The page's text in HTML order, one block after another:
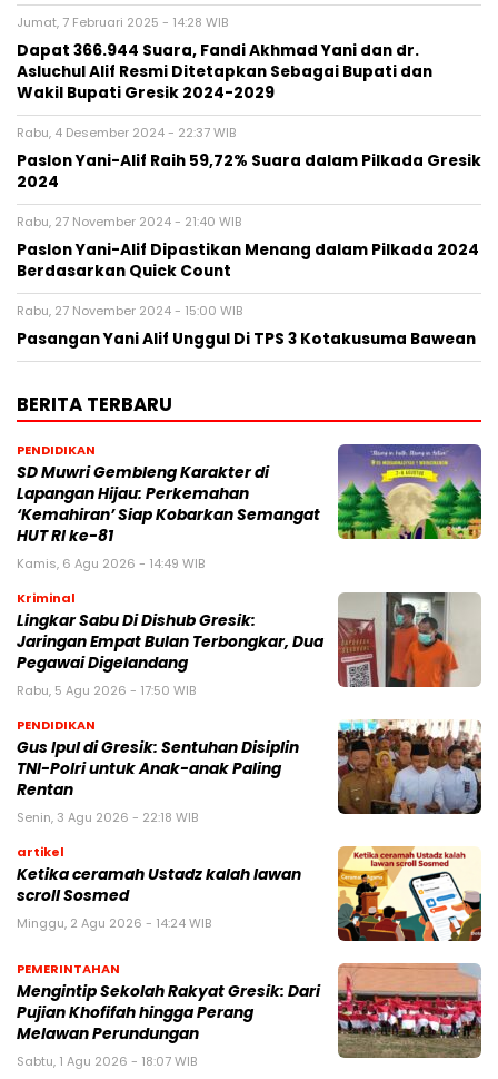
Jumat, 7 Februari 2025 - 14:28 WIB
Dapat 366.944 Suara, Fandi Akhmad Yani dan dr.
Asluchul Alif Resmi Ditetapkan Sebagai Bupati dan
Wakil Bupati Gresik 2024-2029
Rabu, 4 Desember 2024 - 22:37 WIB
Paslon Yani-Alif Raih 59,72% Suara dalam Pilkada Gresik
2024
Rabu, 27 November 2024 - 21:40 WIB
Paslon Yani-Alif Dipastikan Menang dalam Pilkada 2024
Berdasarkan Quick Count
Rabu, 27 November 2024 - 15:00 WIB
Pasangan Yani Alif Unggul Di TPS 3 Kotakusuma Bawean
BERITA TERBARU
PENDIDIKAN
SD Muwri Gembleng Karakter di
Lapangan Hijau: Perkemahan
‘Kemahiran’ Siap Kobarkan Semangat
HUT RI ke-81
Kamis, 6 Agu 2026 - 14:49 WIB
Kriminal
Lingkar Sabu Di Dishub Gresik:
Jaringan Empat Bulan Terbongkar, Dua
Pegawai Digelandang
Rabu, 5 Agu 2026 - 17:50 WIB
PENDIDIKAN
Gus Ipul di Gresik: Sentuhan Disiplin
TNI-Polri untuk Anak-anak Paling
Rentan
Senin, 3 Agu 2026 - 22:18 WIB
artikel
Ketika ceramah Ustadz kalah lawan
scroll Sosmed
Minggu, 2 Agu 2026 - 14:24 WIB
PEMERINTAHAN
Mengintip Sekolah Rakyat Gresik: Dari
Pujian Khofifah hingga Perang
Melawan Perundungan
Sabtu, 1 Agu 2026 - 18:07 WIB